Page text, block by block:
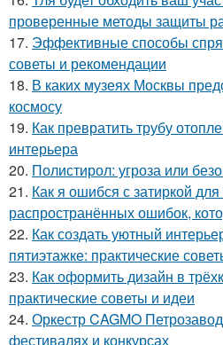
проверенные методы защиты
17. Эффективные способы
советы и рекомендации
18. В каких музеях Москвы
космосу
19. Как превратить трубу
интерьера
20. Полистирол: угроза или
21. Как я ошибся с затиркой для
распространённых ошибок,
22. Как создать уютный
пятиэтажке: практические
23. Как оформить дизайн в
практические советы и идеи
24. Оркестр CAGMO
фестивалях и конкурсах